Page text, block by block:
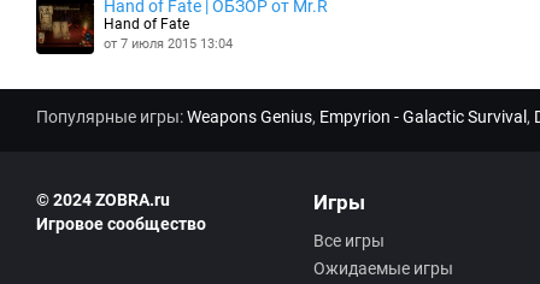
Hand of Fate | ОБЗОР от Mr.R
Hand of Fate
от 7 июля 2015 13:04
Популярные игры:Weapons Genius, Empyrion - Galactic Survival ,
© 2024 ZOBRA.ru
Игровое сообщество
Игры
Все игры
Ожидаемые игры